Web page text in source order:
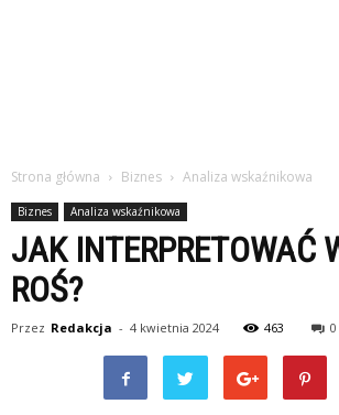
Strona główna Biznes Analiza wskaźnikowa
Biznes Analiza wskaźnikowa
JAK INTERPRETOWAĆ
ROŚ?
Przez Redakcja - 4 kwietnia 2024 463 0